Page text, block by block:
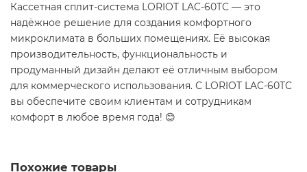
Кассетная сплит-система LORIOT LAC-60TC — это
надёжное решение для создания комфортного
микроклимата в больших помещениях. Её высокая
производительность, функциональность и
продуманный дизайн делают её отличным выбором
для коммерческого использования. С LORIOT LAC-60TC
вы обеспечите своим клиентам и сотрудникам
комфорт в любое время года! 😊
Похожие товары